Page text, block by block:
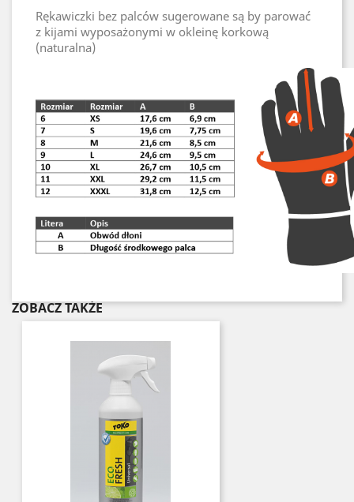
Rękawiczki bez palców sugerowane są by parować
z kijami wyposażonymi w okleinę korkową
(naturalna)
ZOBACZ TAKŻE